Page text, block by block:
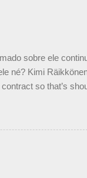
ter dois
sobre ele
né? Kimi
so that’s
há tantos anos